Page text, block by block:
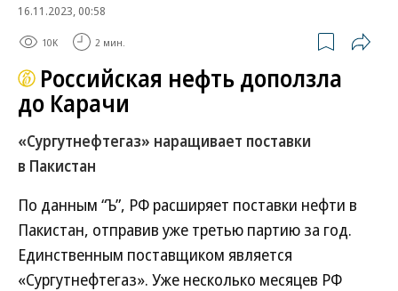
16.11.2023, 00:58
10K 2 мин.
Российская нефть доползла
до Карачи
«Сургутнефтегаз» наращивает поставки
в Пакистан
По данным “Ъ”, РФ расширяет поставки нефти в
Пакистан, отправив уже третью партию за год.
Единственным поставщиком является
«Сургутнефтегаз». Уже несколько месяцев РФ